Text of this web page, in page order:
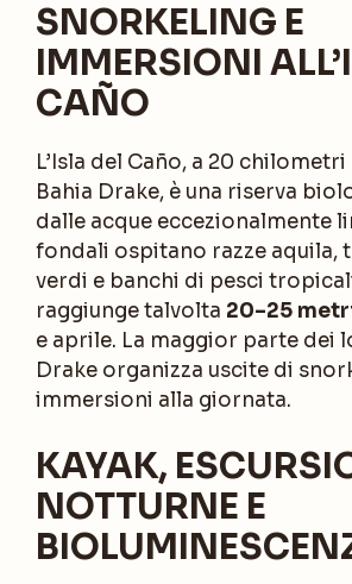
SNORKELING E
IMMERSIONI
CAÑO
L’Isla del Caño, a 20
Bahia Drake, è una riserva
dalle acque eccezionalmente
fondali ospitano razze aquila,
verdi e banchi di pesci
raggiunge talvolta 20–25
e aprile. La maggior parte dei
Drake organizza uscite di
immersioni alla giornata.
KAYAK,
NOTTURNE E